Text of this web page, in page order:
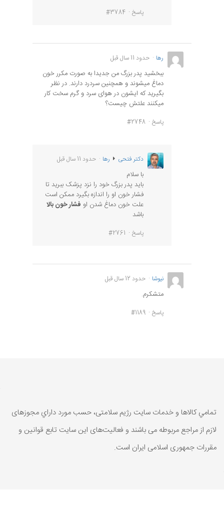
پاسخ #3784
رها حدود 11 سال قبل
ببخشید پدر بزرگ من جدیدا به صورت مکرر خون
دماغ میشوند و همچنین سردرد دارند. در نظر
بگیرید که ایشون در هوای سرد و گرم سخت کار
میکنند علتش چیست؟
پاسخ #2748
دکتر فتحی رها حدود 11 سال قبل
با سلام
باید پدر بزرگ خود را نزد پزشک ببرید تا
فشار خون او را اندازه بگیرد ممکن است
علت خون دماغ شدن او فشار خون بالا
باشد
پاسخ #2761
نیوشا حدود 12 سال قبل
متشکرم.
پاسخ #1189
تمامي كالاها و خدمات سایت رژیم سلامتی، حسب مورد داراي مجوزهای
لازم از مراجع مربوطه می باشند و فعاليت‌های اين سايت تابع قوانين و
مقررات جمهوری اسلامی ايران است.